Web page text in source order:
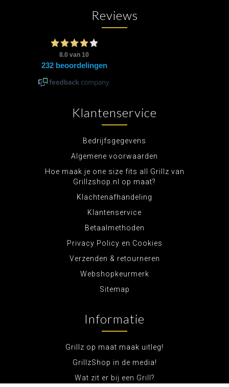
Reviews
Klantenservice
Bedrijfsgegevens
Algemene voorwaarden
Hoe maak je one size fits all Grillz van
Grillzshop.nl op maat?
Klachtenafhandeling
Klantenservice
Betaalmethoden
Privacy Policy en Cookies
Verzenden & retourneren
Webshopkeurmerk
Sitemap
Informatie
Grillz op maat maak uitleg!
GrillzShop in de media!
Wat zit er bij een Grill?